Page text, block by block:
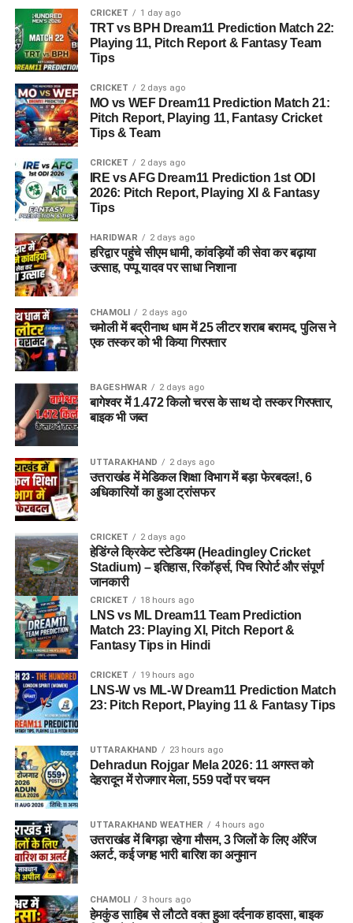
आवश्यक दस्तावेज अपलोड करें
फोटो
प्रमाणपत्र
ऑनलाइन शुल्क जमा करें
फॉर्म को ध्यान से जांचें और सबमिट करें
अंत में प्रिंटआउट निकालकर सुरक्षित रखें
जरूरी दस्तावेज
आवेदन करते समय आपको निम्न दस्तावेज तैयार रखने होंगे:
हस्ताक्षर
पहचान पत्र (आधार/अन्य)
शैक्षणिक प्रमाणपत्र
OTR नंबर
क्यों महत्वपूर्ण है UPTET?
UPTET केवल एक परीक्षा नहीं है, बल्कि यह उत्तर प्रदेश में सरकारी
शिक्षक बनने की पहली और सबसे जरूरी सीढ़ी है।
👉 बिना UPTET पास किए आप शिक्षक भर्ती (Teacher
Recruitment) में आवेदन नहीं कर सकते।
👉 यह आपकी पात्रता (Eligibility) को प्रमाणित करता है।
प्रशासन स्थिति पर नजर बनाए हुए है। साथ ही सरकार ने पीड़ित परिवारों
को हर संभव सहायता देने का भरोसा भी दिलाया है।
CRICKET 1 day ago
TRT vs BPH Dream11 Prediction Match 22:
Playing 11, Pitch Report & Fantasy Team
Tips
CRICKET 2 days ago
MO vs WEF Dream11 Prediction Match 21:
Pitch Report, Playing 11, Fantasy Cricket
Tips & Team
CRICKET 2 days ago
IRE vs AFG Dream11 Prediction 1st ODI
2026: Pitch Report, Playing XI & Fantasy
Tips
HARIDWAR 2 days ago
हरिद्वार पहुंचे सीएम धामी, कांवड़ियों की सेवा कर बढ़ाया
उत्साह, पप्पू यादव पर साधा निशाना
CHAMOLI 2 days ago
चमोली में बद्रीनाथ धाम में 25 लीटर शराब बरामद, पुलिस ने
एक तस्कर को भी किया गिरफ्तार
BAGESHWAR 2 days ago
बागेश्वर में 1.472 किलो चरस के साथ दो तस्कर गिरफ्तार,
बाइक भी जब्त
UTTARAKHAND 2 days ago
उत्तराखंड में मेडिकल शिक्षा विभाग में बड़ा फेरबदल!, 6
अधिकारियों का हुआ ट्रांसफर
CRICKET 2 days ago
हेडिंग्ले क्रिकेट स्टेडियम (Headingley Cricket
Stadium) – इतिहास, रिकॉर्ड्स, पिच रिपोर्ट और संपूर्ण
जानकारी
CRICKET 18 hours ago
LNS vs ML Dream11 Team Prediction
Match 23: Playing XI, Pitch Report &
Fantasy Tips in Hindi
CRICKET 19 hours ago
LNS-W vs ML-W Dream11 Prediction Match
23: Pitch Report, Playing 11 & Fantasy Tips
UTTARAKHAND 23 hours ago
Dehradun Rojgar Mela 2026: 11 अगस्त को
देहरादून में रोजगार मेला, 559 पदों पर चयन
UTTARAKHAND WEATHER 4 hours ago
उत्तराखंड में बिगड़ा रहेगा मौसम, 3 जिलों के लिए ऑरेंज
अलर्ट, कई जगह भारी बारिश का अनुमान
CHAMOLI 3 hours ago
हेमकुंड साहिब से लौटते वक्त हुआ दर्दनाक हादसा, बाइक